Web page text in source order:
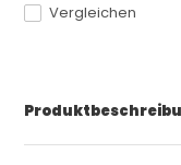
Vergleichen